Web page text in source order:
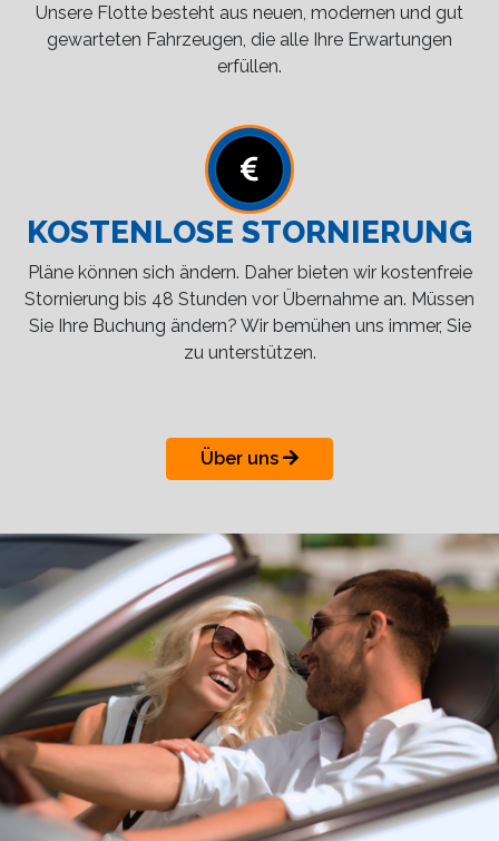
Unsere Flotte besteht aus neuen, modernen und gut
gewarteten Fahrzeugen, die alle Ihre Erwartungen
erfüllen.
KOSTENLOSE STORNIERUNG
Pläne können sich ändern. Daher bieten wir kostenfreie
Stornierung bis 48 Stunden vor Übernahme an. Müssen
Sie Ihre Buchung ändern? Wir bemühen uns immer, Sie
zu unterstützen.
Über uns